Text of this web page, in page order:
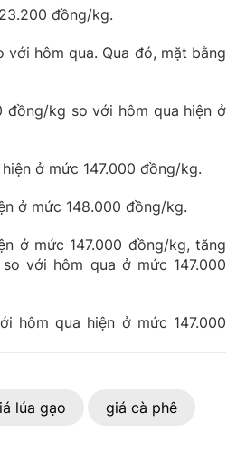
đồng/kg.
hôm qua. Qua đó, mặt bằng
đồng/kg so với hôm qua hiện ở
ở mức 147.000 đồng/kg.
ở mức 148.000 đồng/kg.
ở mức 147.000 đồng/kg, tăng
với hôm qua ở mức 147.000
hôm qua hiện ở mức 147.000
lúa gạo giá cà phê